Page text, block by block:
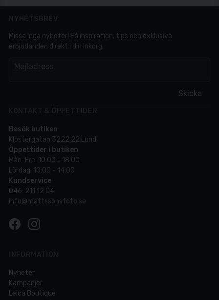
Skicka
Missa inga nyheter! Få inspiration, tips och exklusiva
erbjudanden direkt i din inkorg.
Besök butiken
Klostergatan 3222 22 Lund
Öppettider i butiken
Mån-Fre: 10:00 - 18:00
Lördag: 10:00 - 14:00
Kundservice
046-211 12 04
info@mattssonsfoto.se
Nyheter
Kampanjer
Leica Boutique